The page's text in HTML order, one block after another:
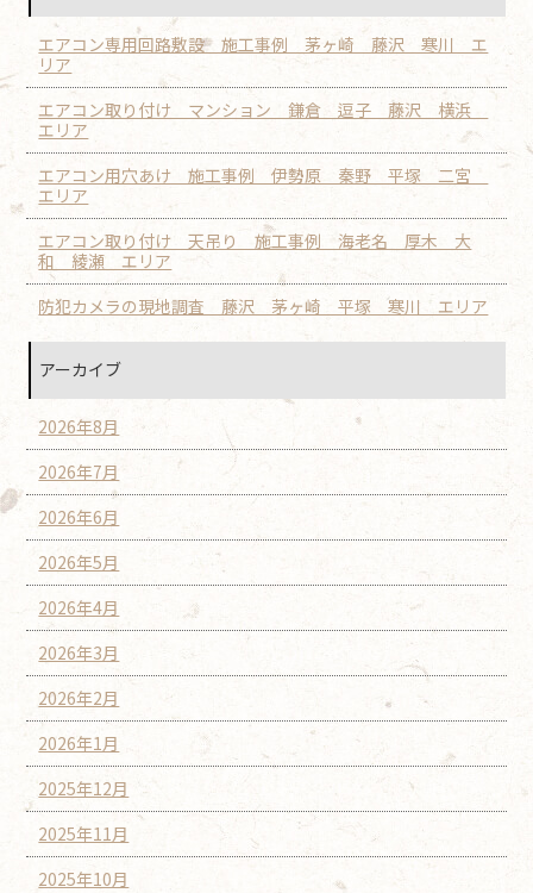
エアコン専用回路敷設 施工事例 茅ヶ崎 藤沢 寒川 エ
リア
エアコン取り付け マンション 鎌倉 逗子 藤沢 横浜
エリア
エアコン用穴あけ 施工事例 伊勢原 秦野 平塚 二宮
エリア
エアコン取り付け 天吊り 施工事例 海老名 厚木 大
和 綾瀬 エリア
防犯カメラの現地調査 藤沢 茅ヶ崎 平塚 寒川 エリア
アーカイブ
2026年8月
2026年7月
2026年6月
2026年5月
2026年4月
2026年3月
2026年2月
2026年1月
2025年12月
2025年11月
2025年10月